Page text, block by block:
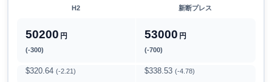
H2 新断プレス
50200 円
(-300)
53000 円
(-700)
$320.64 (-2.21) $338.53 (-4.78)